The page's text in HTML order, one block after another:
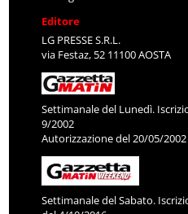
Editore
LG PRESSE S.R.L.
via Festaz, 52 11100 AOSTA
Settimanale del Lunedì.
9/2002
Autorizzazione del 20/05/2002
Settimanale del Sabato.